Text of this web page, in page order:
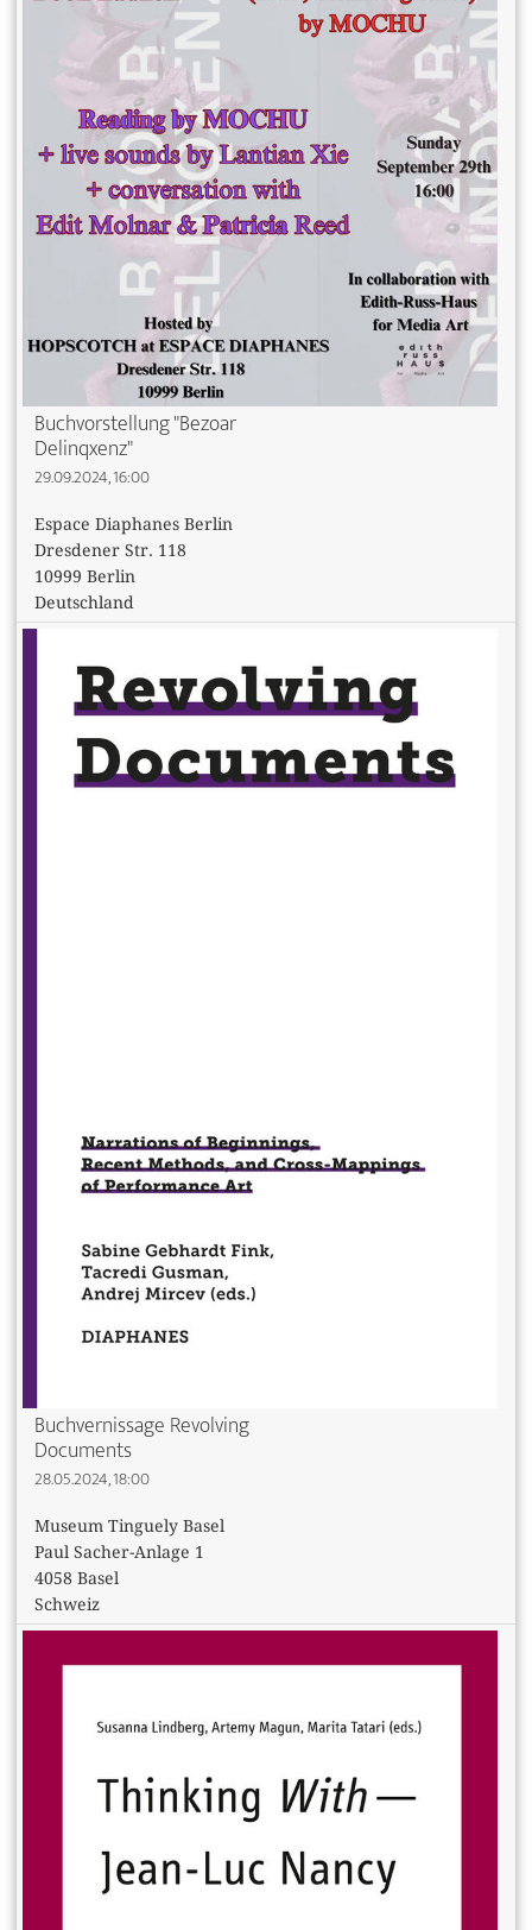
Buchvorstellung "Bezoar
Delinqxenz"
29.09.2024, 16:00
Espace Diaphanes Berlin
Dresdener Str. 118
10999 Berlin
Deutschland
Buchvernissage Revolving
Documents
28.05.2024, 18:00
Museum Tinguely Basel
Paul Sacher-Anlage 1
4058 Basel
Schweiz